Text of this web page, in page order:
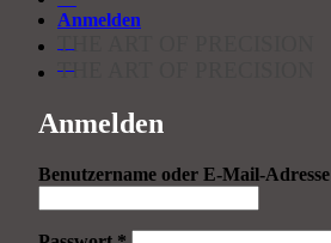
Anmelden
THE ART OF PRECISION
THE ART OF PRECISION
Anmelden
Benutzername oder E-Mail-Adresse
Erforderlich